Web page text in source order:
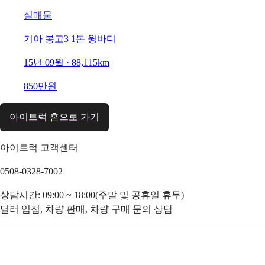
실매물
기아 봉고3 1톤 윙바디
15년 09월 · 88,115km
850만원
아이트럭 홈으로 가기
아이트럭 고객센터
0508-0328-7002
상담시간: 09:00 ~ 18:00(주말 및 공휴일 휴무)
딜러 입점, 차량 판매, 차량 구매 문의 상담